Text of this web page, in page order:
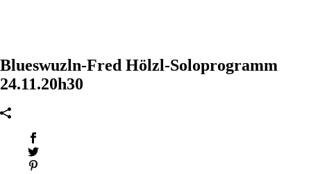
Blueswuzln-Fred Hölzl-Soloprogramm
24.11.20h30